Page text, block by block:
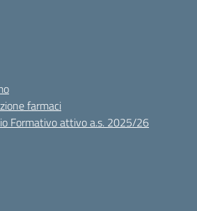
farmaci
Formativo attivo a.s. 2025/26